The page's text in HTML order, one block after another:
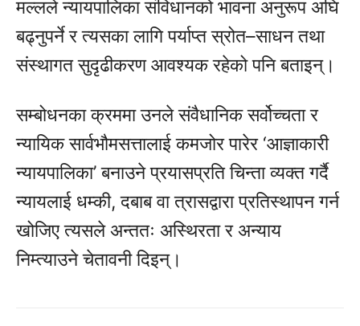
मल्लले न्यायपालिका संविधानको भावना अनुरूप अघि
बढ्नुपर्ने र त्यसका लागि पर्याप्त स्रोत–साधन तथा
संस्थागत सुदृढीकरण आवश्यक रहेको पनि बताइन्।
सम्बोधनका क्रममा उनले संवैधानिक सर्वोच्चता र
न्यायिक सार्वभौमसत्तालाई कमजोर पारेर ‘आज्ञाकारी
न्यायपालिका’ बनाउने प्रयासप्रति चिन्ता व्यक्त गर्दै
न्यायलाई धम्की, दबाब वा त्रासद्वारा प्रतिस्थापन गर्न
खोजिए त्यसले अन्ततः अस्थिरता र अन्याय
निम्त्याउने चेतावनी दिइन्।